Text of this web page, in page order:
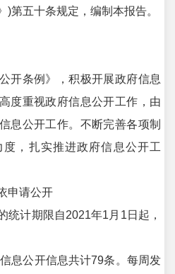
)第五十条规定，编制本报告。
条例》，积极开展政府信息
度重视政府信息公开工作，由
息公开工作。不断完善各项制
，扎实推进政府信息公开工
请公开
计期限自2021年1月1日起，
公开信息共计79条。每周发